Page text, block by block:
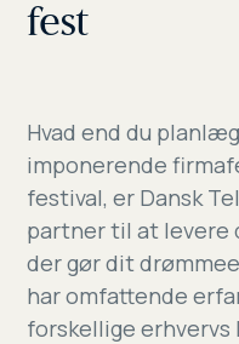
fest
Hvad end du
imponerende
festival, er Dansk
partner til at levere
der gør dit
har omfattende
forskellige erhvervs